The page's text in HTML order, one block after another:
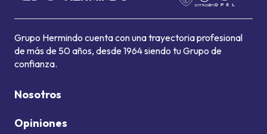
Grupo Hermindo cuenta con una trayectoria profesional
de más de 50 años, desde 1964 siendo tu Grupo de
confianza.
Nosotros
Opiniones